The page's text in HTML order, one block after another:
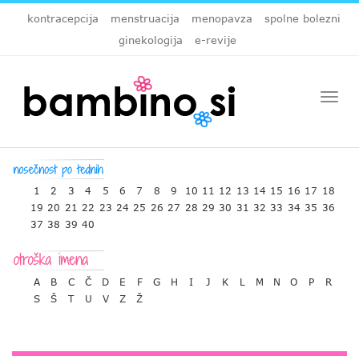
kontracepcija menstruacija menopavza
spolne bolezni
ginekologija
e-revije
1 2 3 4 5 6 7 8 9 10 11 12 13 14 15 16 17 18
19 20 21 22 23 24 25 26 27 28 29 30 31 32 33 34 35 36
37 38 39 40
A B C Č D E F G H I J K L M N O P
R
S
Š T U V Z Ž